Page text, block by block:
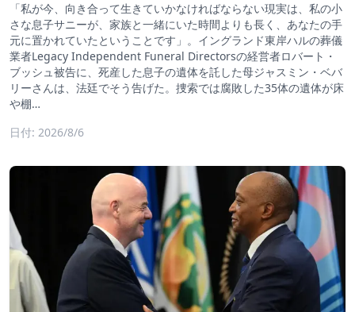
「私が今、向き合って生きていかなければならない現実は、私の小
さな息子サニーが、家族と一緒にいた時間よりも長く、あなたの手
元に置かれていたということです」。イングランド東岸ハルの葬儀
業者Legacy Independent Funeral Directorsの経営者ロバート・
ブッシュ被告に、死産した息子の遺体を託した母ジャスミン・ベバ
リーさんは、法廷でそう告げた。捜索では腐敗した35体の遺体が床
や棚…
日付: 2026/8/6